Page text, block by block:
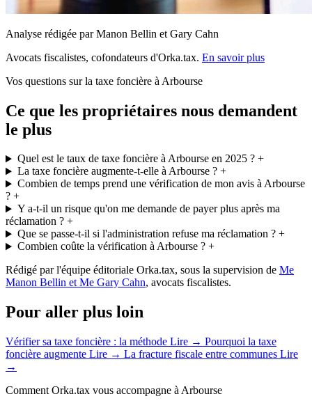
Analyse rédigée par Manon Bellin et Gary Cahn
Avocats fiscalistes, cofondateurs d'Orka.tax. En savoir plus
Vos questions sur la taxe foncière à Arbourse
Ce que les propriétaires nous demandent
le plus
Quel est le taux de taxe foncière à Arbourse en 2025 ?+
La taxe foncière augmente-t-elle à Arbourse ?+
Combien de temps prend une vérification de mon avis à Arbourse
? +
Y a-t-il un risque qu'on me demande de payer plus après ma
réclamation ? +
Que se passe-t-il si l'administration refuse ma réclamation ?+
Combien coûte la vérification à Arbourse ?+
Rédigé par l'équipe éditoriale Orka.tax, sous la supervision de Me
Manon Bellin et Me Gary Cahn, avocats fiscalistes.
Pour aller plus loin
Vérifier sa taxe foncière : la méthode Lire → Pourquoi la taxe
foncière augmente Lire → La fracture fiscale entre communes Lire
→
Comment Orka.tax vous accompagne à Arbourse